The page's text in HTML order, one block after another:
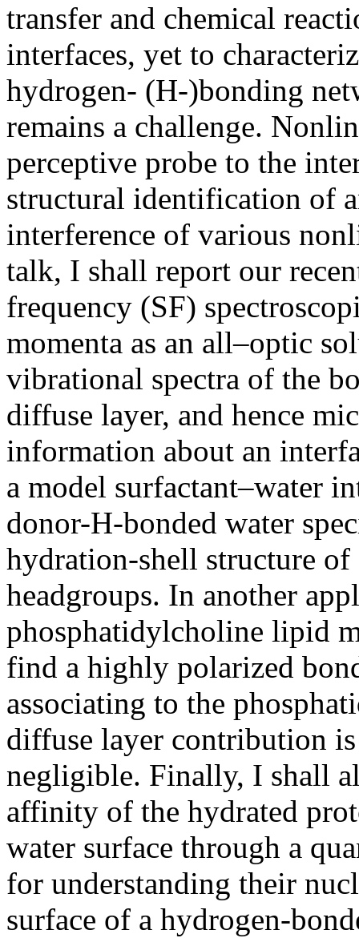
transfer and chemical
interfaces, yet to
hydrogen- (H-)bonding
remains a challenge.
perceptive probe to the
structural identification of
interference of various
talk, I shall report our
frequency (SF)
momenta as an all–optic
vibrational spectra of the
diffuse layer, and hence
information about an
a model surfactant–water
donor-H-bonded water
hydration-shell structure
headgroups. In another
phosphatidylcholine lipid
find a highly polarized
associating to the
diffuse layer contribution
negligible. Finally, I shall
affinity of the hydrated
water surface through a
for understanding their
surface of a hydrogen-